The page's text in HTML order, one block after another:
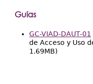
Guías
GC-VIAD-DAUT-01
de Acceso y Uso
1.69MB)